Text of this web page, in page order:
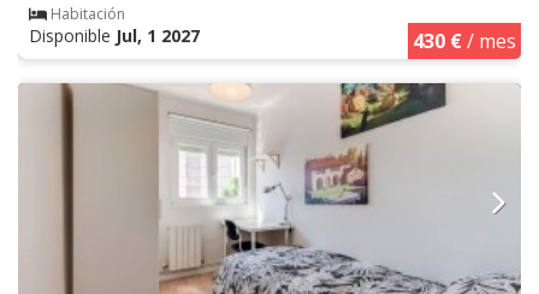
Habitación
Disponible Jul, 1 2027 430 €/ mes